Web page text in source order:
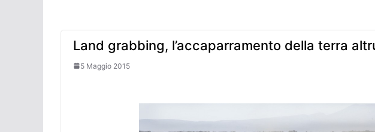
Land grabbing, l’accaparramento della terra
5 Maggio 2015